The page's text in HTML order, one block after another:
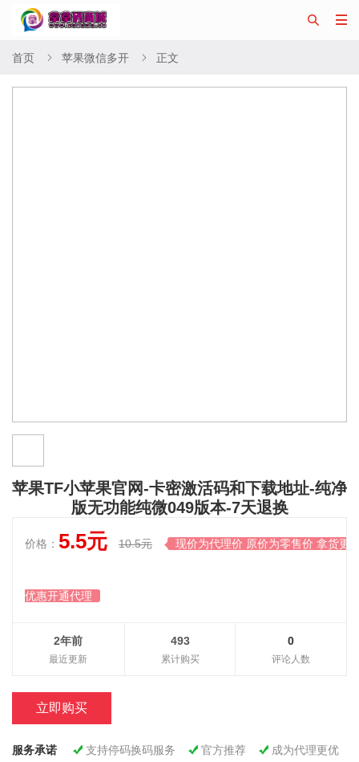


首页  苹果微信多开  正文
苹果TF小苹果官网-卡密激活码和下载地址-纯净
版无功能纯微049版本-7天退换
价格： 5.5元 10.5元  现价为代理价 原价为零售价 拿货更
优惠开通代理
0
评论人数
493
累计购买
2年前
最近更新
立即购买
服务承诺  支持停码换码服务  官方推荐  成为代理更优